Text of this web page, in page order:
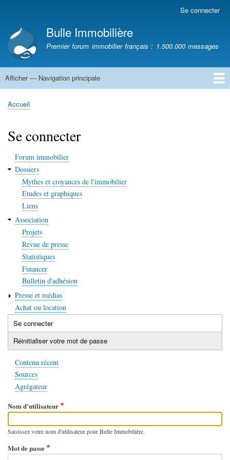
contenu
principal
compte
de
l'utilisateur
Se connecter
Bulle Immobilière
Premier forum immobilier français : 1.500.000 messages
Navigation
Afficher — Navigation principale
Accueil
Fil
Accueil
Se connecter
Forum immobilier
Dossiers
Mythes et croyances de l'immobilier
Etudes et graphiques
Liens
Association
Projets
Revue de presse
Statistiques
Financer
Bulletin d'adhésion
Presse et médias
Achat ou location
Onglets
principaux
Se connecter(onglet
actif)
Réinitialiser votre mot de passe
Contenu récent
Sources
Agrégateur
Nom d'utilisateur
Saisissez votre nom d'utilisateur pour Bulle Immobilière.
Mot de passe